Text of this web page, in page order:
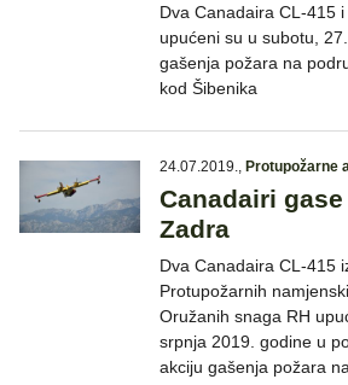
Dva Canadaira CL-415
upućeni su u subotu,
gašenja požara na
kod Šibenika
24.07.2019., Protupožarne
Canadairi
Zadra
Dva Canadaira CL-415
Protupožarnih
Oružanih snaga RH
srpnja 2019. godine u
akciju gašenja požara